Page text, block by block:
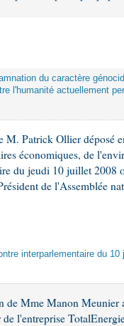
du caractère
l'humanité actuellement
M. Patrick Ollier déposé
économiques, de
du jeudi 10 juillet 2008
de l'Assemblée
interparlementaire du
de Mme Manon Meunier
l'entreprise